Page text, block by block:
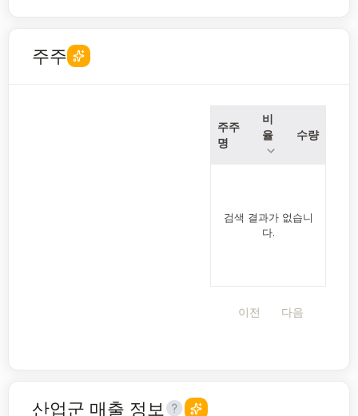
주주
주주
명
비
율
수량
검색 결과가 없습니
다.
이전 다음
산업군 매출 정보